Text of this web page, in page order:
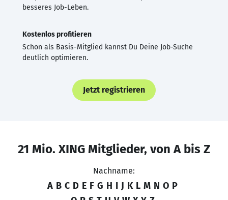
besseres Job-Leben.
Kostenlos profitieren
Schon als Basis-Mitglied kannst Du Deine Job-Suche
deutlich optimieren.
Jetzt registrieren
21 Mio. XING Mitglieder, von A bis Z
Nachname:
A B C D E F G H I J K L M N O P